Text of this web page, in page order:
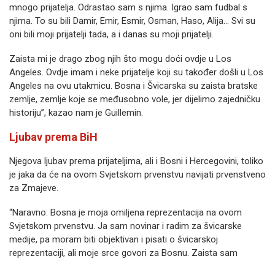
mnogo prijatelja. Odrastao sam s njima. Igrao sam fudbal s
njima. To su bili Damir, Emir, Esmir, Osman, Haso, Alija… Svi su
oni bili moji prijatelji tada, a i danas su moji prijatelji.
Zaista mi je drago zbog njih što mogu doći ovdje u Los
Angeles. Ovdje imam i neke prijatelje koji su također došli u Los
Angeles na ovu utakmicu. Bosna i Švicarska su zaista bratske
zemlje, zemlje koje se međusobno vole, jer dijelimo zajedničku
historiju”, kazao nam je Guillemin.
Ljubav prema BiH
Njegova ljubav prema prijateljima, ali i Bosni i Hercegovini, toliko
je jaka da će na ovom Svjetskom prvenstvu navijati prvenstveno
za Zmajeve.
“Naravno. Bosna je moja omiljena reprezentacija na ovom
Svjetskom prvenstvu. Ja sam novinar i radim za švicarske
medije, pa moram biti objektivan i pisati o švicarskoj
reprezentaciji, ali moje srce govori za Bosnu. Zaista sam